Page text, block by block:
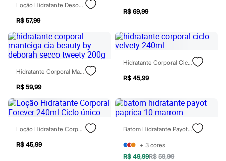
Vult
Perfumes
Perfumes femininos
Perfumes infantis
Perfumes masculinos
Todos os produtos
Mindse7
Novidades
Calças
Casacos e Jaquetas
Jeans
Saias
Shorts e Bermudas
T-shirt
Vestidos
Acessórios
Loção Hidratante Desodorante Corporal Melu By Ruby Rose Made In Meu Xodó Rrb5000
R$ 57,99
R$ 69,99
Hidratante Corporal Manteiga Cia Beauty By Deborah Secco Tweety 200g
R$ 59,99
Hidratante Corporal Ciclo Velvety 240ml
R$ 45,99
Loção Hidratante Corporal Forever 240ml Ciclo Único
R$ 45,99
Batom Hidratante Payot Paprica 10 Marrom
+ 3 cores
R$ 49,99R$ 59,99